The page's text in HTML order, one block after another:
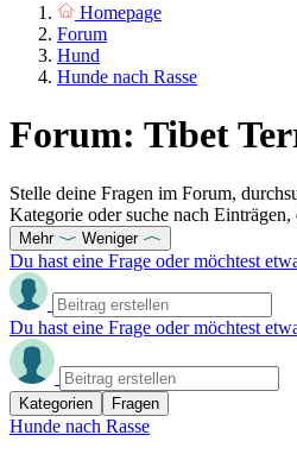
Homepage
Forum
Hund
Hunde nach Rasse
Forum: Tibet
Stelle deine Fragen im Forum,
Kategorie oder suche nach
Mehr Weniger
Du hast eine Frage oder möchtest
Du hast eine Frage oder möchtest
Kategorien Fragen
Hunde nach Rasse